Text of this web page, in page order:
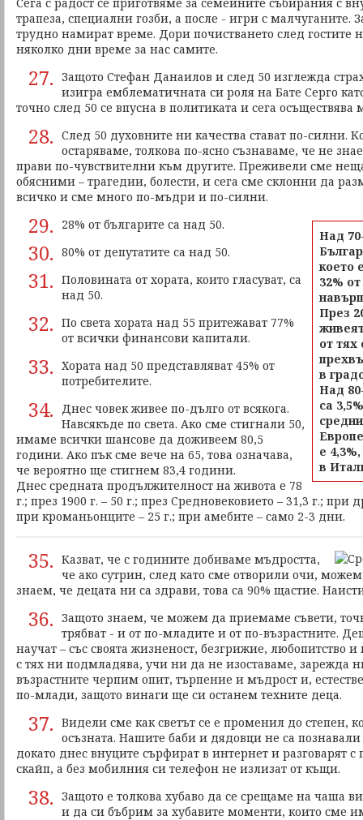
трапеза, специални гозби, а после - игри с малчуганите.
трудно намират време. Дори почистването след гостите
няколко дни време за нас самите.
27. Защото Стефан Данаилов и след 50 изглежда
изигра емблематичната си роля на Бате Серго
точно след 50 се впусна в политиката и сега осъществява
28. След 50 духовните ни качества стават по-силни.
остаряваме, толкова по-ясно съзнаваме, че не
прави по-чувствителни към другите. Преживели сме
обясними – трагедии, болести, и сега сме склонни да
всичко и сме много по-мъдри и по-силни.
Над
което
32%
През
от тях
в
Над
са
е
в
29. 28% от българите са над 50.
30. 80% от депутатите са над 50.
31. Половината от хората, които гласуват, са
над 50.
32. По света хората над 55 притежават 77%
от всички финансови капитали.
33. Хората над 50 представляват 45% от
потребителите.
34.
Днес човек живее по-дълго от всякога.
Навсякъде по света. Ако сме стигнали 50,
имаме всички шансове да доживеем 80,5
години. Ако пък сме вече на 65, това означава,
че вероятно ще стигнем 83,4 години.
Днес средната продължителност на живота е 78
г.; през 1900 г. – 50 г.; през Средновековието – 31,3 г.; при
при кроманьонците – 25 г.; при амебите – само 2-3 дни.
35. Казват, че с годините добиваме мъдростта,
че ако сутрин, след като сме отворили очи,
знаем, че децата ни са здрави, това са 90% щастие.
36. Защото знаем, че можем да приемаме съвети,
трябват - и от по-младите и от по-възрастните.
научат – със своята жизненост, безгрижие, любопитство и
с тях ни подмладява, учи ни да не изоставаме, зарежда
възрастните черпим опит, търпение и мъдрост и,
по-млади, защото винаги ще си останем техните деца.
37. Видели сме как светът се е променил до степен,
осъзната. Нашите баби и дядовци не са
докато днес внуците сърфират в интернет и разговарят с
скайп, а без мобилния си телефон не излизат от къщи.
38. Защото е толкова хубаво да се срещаме на чаша
и да си бъбрим за хубавите моменти, които сме